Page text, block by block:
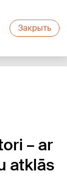
Закрыть
– ar
atklās